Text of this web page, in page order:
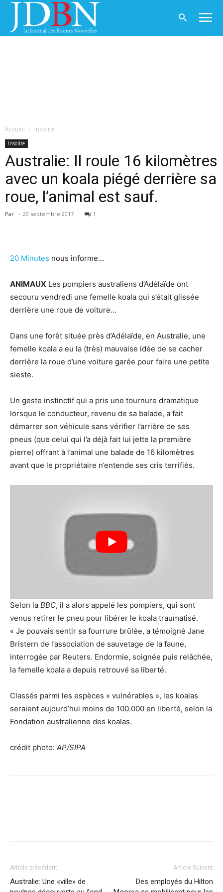
Accueil Insolite
Insolite
Australie: Il roule 16 kilomètres
avec un koala piégé derrière sa
roue, l’animal est sauf.
Par - 20 septembre 2017 1
20 Minutes nous informe…
ANIMAUX Les pompiers australiens d’Adélaïde ont
secouru vendredi une femelle koala qui s’était glissée
derrière une roue de voiture…
Dans une forêt située près d’Adélaïde, en Australie, une
femelle koala a eu la (très) mauvaise idée de se cacher
derrière la roue d’une voiture garée pour faire une petite
sieste.
Un geste instinctif qui a pris une tournure dramatique
lorsque le conducteur, revenu de sa balade, a fait
démarrer son véhicule sans vérifier l’arrière de ses
pneus (que celui qui l’a déjà fait lui jette la première
pierre) offrant à l’animal une balade de 16 kilomètres
avant que le propriétaire n’entende ses cris terrifiés.
Selon la BBC, il a alors appelé les pompiers, qui sont
venus retirer le pneu pour libérer le koala traumatisé.
« Je pouvais sentir sa fourrure brûlée, a témoigné Jane
Bristern de l’association de sauvetage de la faune,
interrogée par Reuters. Endormie, soignée puis relâchée,
la femelle koala a depuis retrouvé sa liberté.
Classés parmi les espèces « vulnérables », les koalas
seraient aujourd’hui moins de 100.000 en liberté, selon la
Fondation australienne des koalas.
crédit photo: AP/SIPA
Article précédent
Australie: Une «ville» de
Article Suivant
Des employés du Hilton